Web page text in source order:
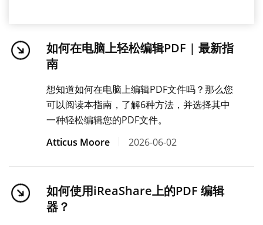
如何在电脑上轻松编辑PDF | 最新指
南
想知道如何在电脑上编辑PDF文件吗？那么您
可以阅读本指南，了解6种方法，并选择其中
一种轻松编辑您的PDF文件。
Atticus Moore
2026-06-02
如何使用iReaShare上的PDF 编辑
器？